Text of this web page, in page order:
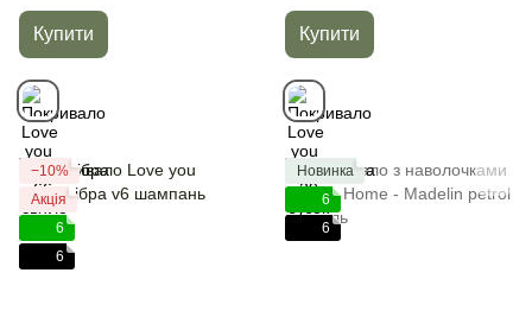
Купити Купити
−10%
Акція
6
6
Новинка
6
6